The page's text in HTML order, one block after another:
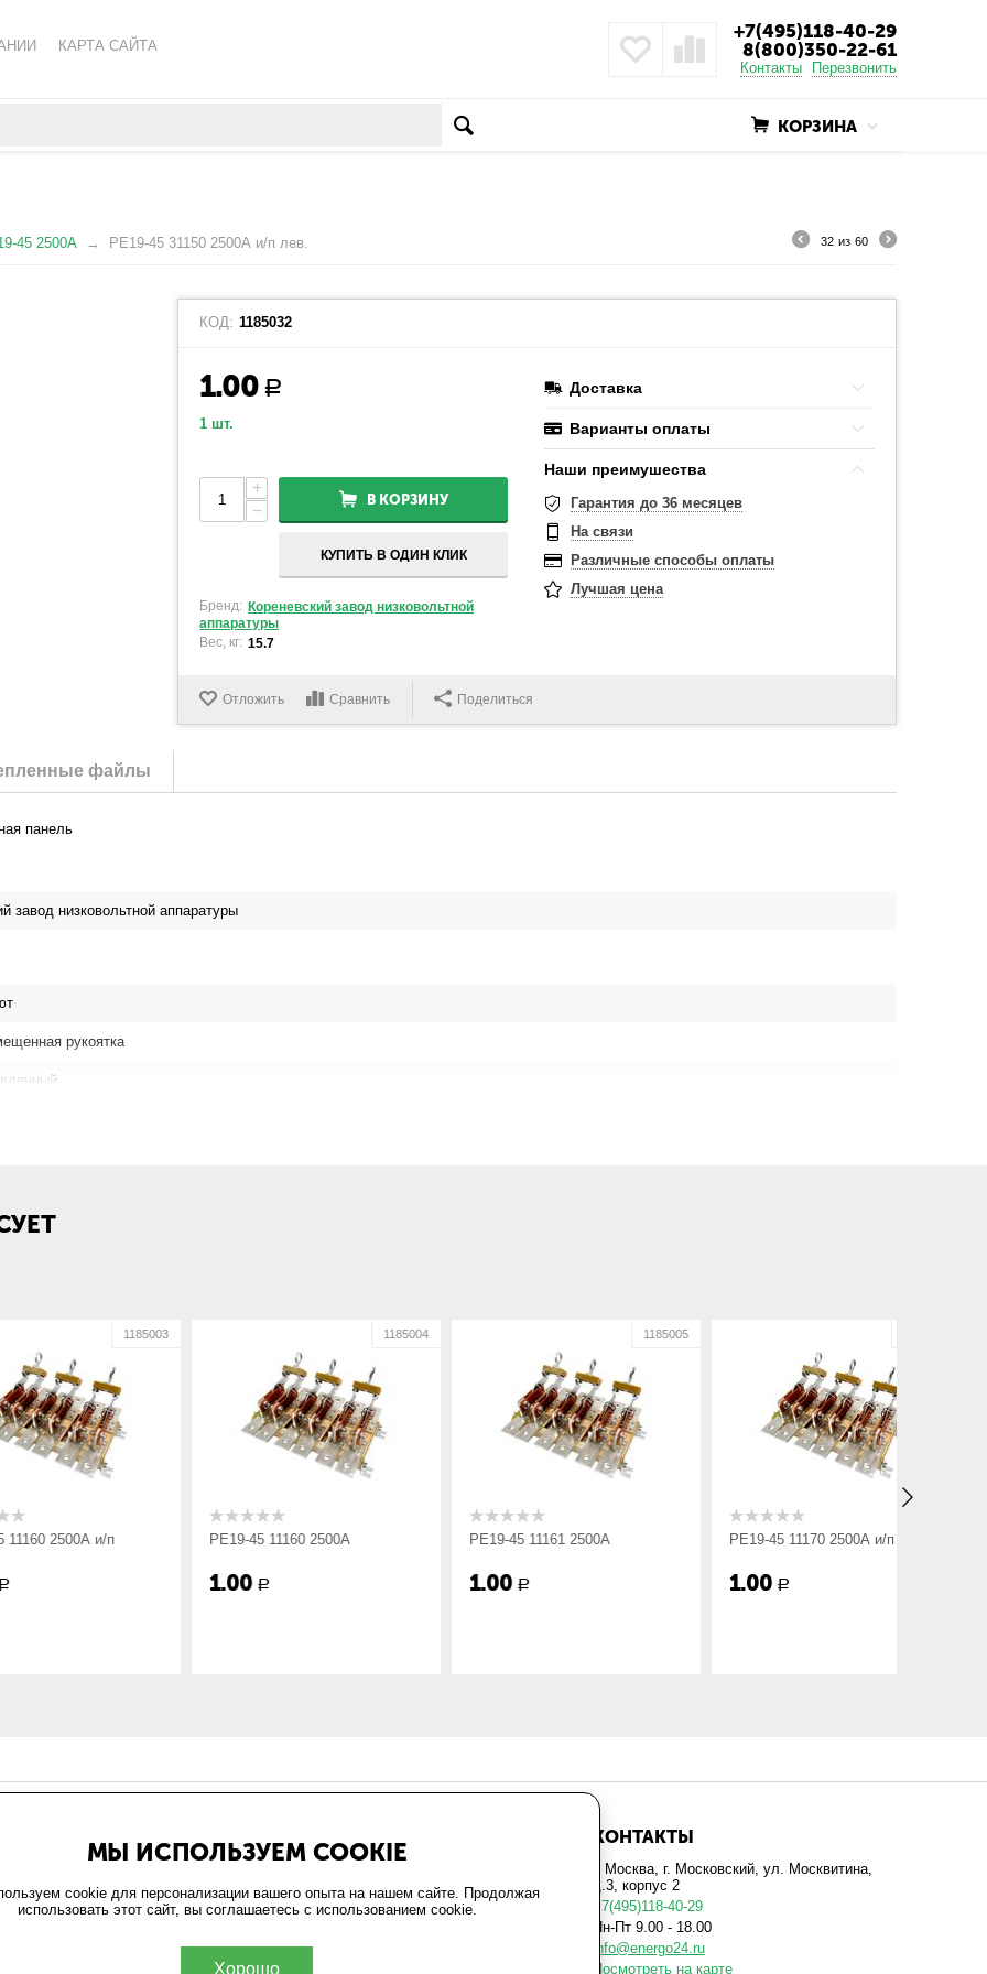
КАРТА САЙТА
+7(495)118-40-29
8(800)350-22-61
Контакты Перезвонить
КОРЗИНА
45 2500А РЕ19-45 31150 2500А и/п лев. 32 из 60
КОД: 1185032
1.00 Р
1 шт.
+
−
В КОРЗИНУ
КУПИТЬ В ОДИН КЛИК
Бренд: Кореневский завод низковольтной
аппаратуры
Вес, кг: 15.7
Доставка
Варианты оплаты
Наши преимушества
Гарантия до 36 месяцев
На связи
Различные способы оплаты
Лучшая цена
Отложить Сравнить Поделиться
файлы
панель
завод низковольтной аппаратуры
рукоятка
и/п РЕ19-45 11160 2500А РЕ19-45 11161 2500А РЕ19-45 11170 2500А и/п
персональных
Возврат
КОНТАКТЫ
г. Москва, г. Московский, ул. Москвитина,
д.3, корпус 2
+7(495)118-40-29
Пн-Пт 9.00 - 18.00
info@energo24.ru
Посмотреть на карте
МЫ ИСПОЛЬЗУЕМ COOKIE
cookie для персонализации вашего опыта на нашем сайте. Продолжая
использовать этот сайт, вы соглашаетесь с использованием cookie.
Хорошо